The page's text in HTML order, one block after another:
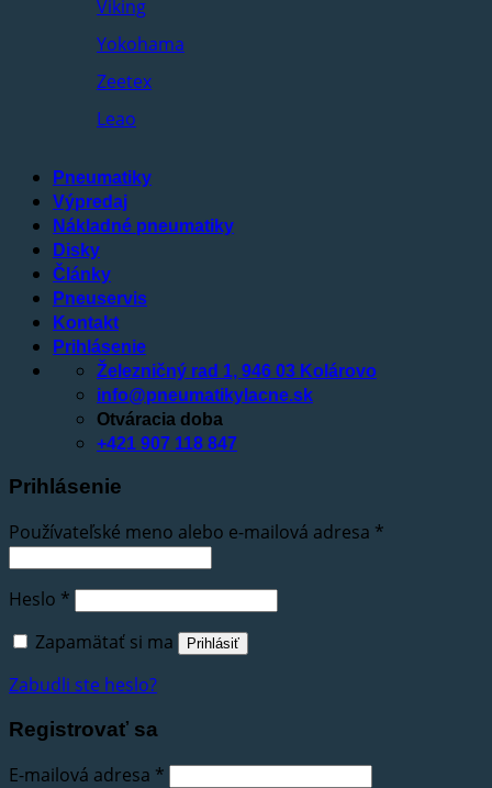
Viking
Yokohama
Zeetex
Leao
Pneumatiky
Výpredaj
Nákladné pneumatiky
Disky
Články
Pneuservis
Kontakt
Prihlásenie
Železničný rad 1, 946 03 Kolárovo
info@pneumatikylacne.sk
Otváracia doba
+421 907 118 847
Prihlásenie
Používateľské meno alebo e-mailová adresa *
Heslo *
Zapamätať si ma
Prihlásiť
Zabudli ste heslo?
Registrovať sa
E-mailová adresa *